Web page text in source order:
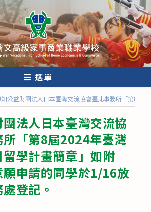
選單
公益財團法人日本臺灣交流協會臺北事務所「第8屆
法人日本臺灣交流協
「第8屆2024年臺灣
學計畫簡章」如附
申請的同學於1/16放
登記。